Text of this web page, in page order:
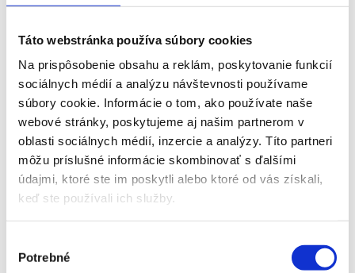
Táto webstránka používa súbory cookies
Na prispôsobenie obsahu a reklám, poskytovanie funkcií
sociálnych médií a analýzu návštevnosti používame
súbory cookie. Informácie o tom, ako používate naše
webové stránky, poskytujeme aj našim partnerom v
oblasti sociálnych médií, inzercie a analýzy. Títo partneri
môžu príslušné informácie skombinovať s ďalšími
údajmi, ktoré ste im poskytli alebo ktoré od vás získali,
keď ste používali ich služby.
súhlasu
Potrebné
Pracovná šírka: 2,50 m/ 2,80 m/ 3,00 m/
3,20 m
MU-Agriline Vario
Potrebný hnací výkon: od 130 do 250 k
Pracovná šírka: 2,80 m